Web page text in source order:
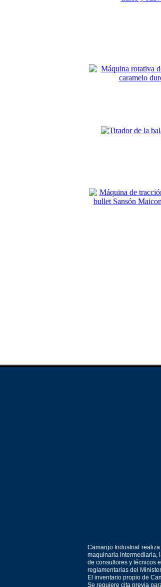
Camargo Industrial
maquinaria intermediaria,
de consultores y técnicos
reglamentarias del
El inventario propio de
Se requiere cita previa